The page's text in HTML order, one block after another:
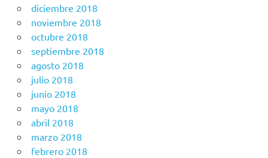
diciembre 2018
noviembre 2018
octubre 2018
septiembre 2018
agosto 2018
julio 2018
junio 2018
mayo 2018
abril 2018
marzo 2018
febrero 2018